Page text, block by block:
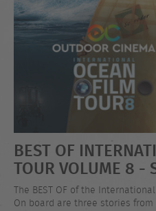
BEST OF
TOUR VOLUME 8 -
The BEST OF of the International
On board are three stories